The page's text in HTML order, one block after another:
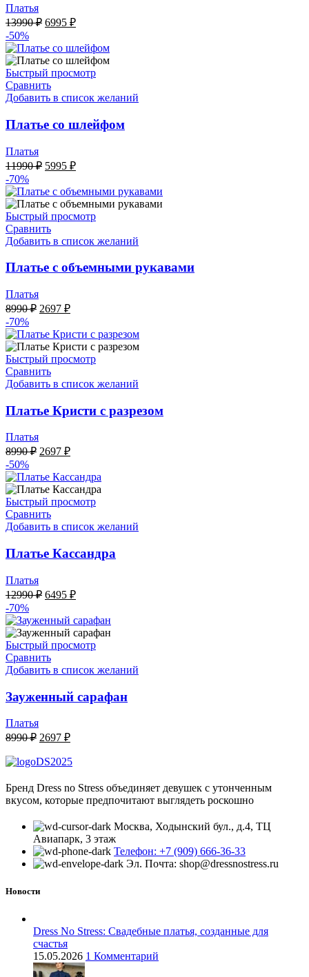
Платья
13990₽ Первоначальная
составляла
13990 ₽.
6995 ₽Текущая
6995 ₽.
-50%
Быстрый просмотр
Сравнить
Добавить в список желаний
Платье со шлейфом
Платья
11990₽ Первоначальная
составляла
11990 ₽.
5995 ₽Текущая
5995 ₽.
-70%
Быстрый просмотр
Сравнить
Добавить в список желаний
Платье с объемными рукавами
Платья
8990₽ Первоначальная
составляла
8990 ₽.
2697 ₽Текущая
2697 ₽.
-70%
Быстрый просмотр
Сравнить
Добавить в список желаний
Платье Кристи с разрезом
Платья
8990₽ Первоначальная
составляла
8990 ₽.
2697 ₽Текущая
2697 ₽.
-50%
Быстрый просмотр
Сравнить
Добавить в список желаний
Платье Кассандра
Платья
12990₽ Первоначальная
составляла
12990 ₽.
6495 ₽Текущая
6495 ₽.
-70%
Быстрый просмотр
Сравнить
Добавить в список желаний
Зауженный сарафан
Платья
8990₽ Первоначальная
составляла
2697 ₽Текущая
2697 ₽.
Бренд Dress no Stress объединяет девушек с утонченным
вкусом, которые предпочитают выглядеть роскошно
Москва, Ходынский бул., д.4, ТЦ
Авиапарк, 3 этаж
Телефон: +7 (909) 666-36-33
Эл. Почта: shop@dressnostress.ru
Новости
Dress No Stress: Свадебные платья, созданные для
счастья
15.05.2026 1 Комментарий